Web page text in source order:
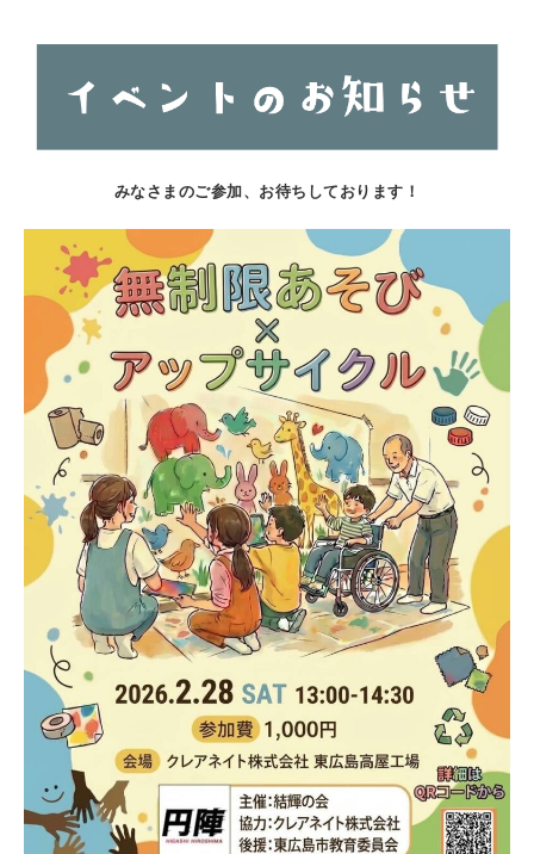
みなさまのご参加、お待ちしております！